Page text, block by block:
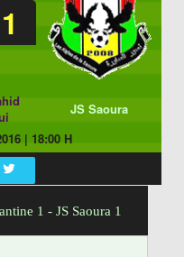
1
JS Saoura
| 18:00 H
1 - JS Saoura 1